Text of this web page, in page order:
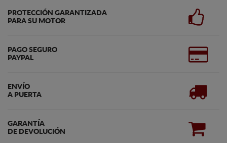
PROTECCIÓN GARANTIZADA
PARA SU MOTOR
PAGO SEGURO
PAYPAL
ENVÍO
A PUERTA
GARANTÍA
DE DEVOLUCIÓN